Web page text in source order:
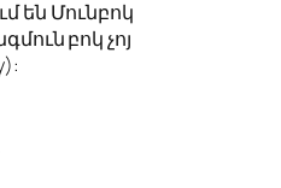
են Մունբոկ
բոկ չոյ